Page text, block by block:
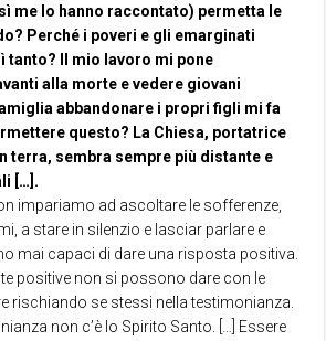
me lo hanno raccontato) permetta le
Perché i poveri e gli emarginati
tanto? Il mio lavoro mi pone
alla morte e vedere giovani
abbandonare i propri figli mi fa
questo? La Chiesa, portatrice
terra, sembra sempre più distante e
[…].
impariamo ad ascoltare le sofferenze,
a stare in silenzio e lasciar parlare e
mai capaci di dare una risposta positiva.
positive non si possono dare con le
rischiando se stessi nella testimonianza.
non c’è lo Spirito Santo. […] Essere